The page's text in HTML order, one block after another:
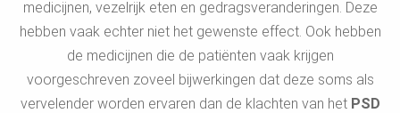
medicijnen, vezelrijk eten en gedragsveranderingen. Deze
hebben vaak echter niet het gewenste effect. Ook hebben
de medicijnen die de patiënten vaak krijgen
voorgeschreven zoveel bijwerkingen dat deze soms als
vervelender worden ervaren dan de klachten van het PSD